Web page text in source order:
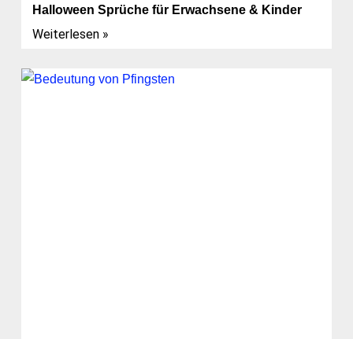
Halloween Sprüche für Erwachsene & Kinder
Weiterlesen »